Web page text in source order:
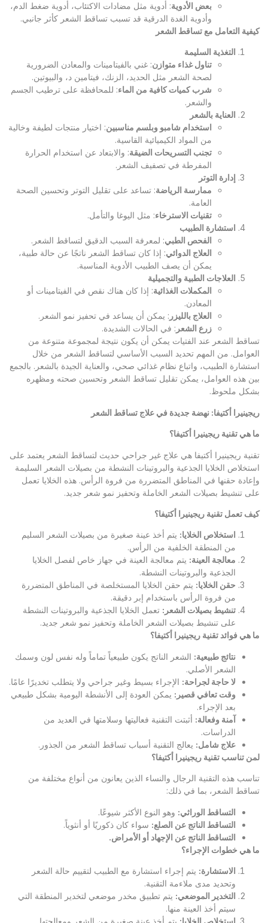
بعض الأدوية: أدوية مثل مضادات الاكتئاب، أدوية ضغط الدم،
وأدوية الغدة الدرقية قد تسبب تساقط الشعر كأثر جانبي.
كيفية التعامل مع تساقط الشعر
التغذية السليمة
تناول غذاء متوازن: غني بالفيتامينات والمعادن الضرورية
لصحة الشعر مثل الحديد، الزنك، فيتامين د، والبيوتين.
شرب كميات كافية من الماء: للمحافظة على ترطيب الجسم
والشعر.
العناية بالشعر
استخدام شامبو وبلسم مناسبين: اختيار منتجات لطيفة وخالية
من المواد الكيميائية القاسية.
تجنب التسريحات الضيقة: والابتعاد عن استخدام الحرارة
المفرطة في تصفيف الشعر.
إدارة التوتر
ممارسة الرياضة: تساعد على تقليل التوتر وتحسين الصحة
العامة.
تقنيات الاسترخاء: مثل اليوغا والتأمل.
استشارة الطبيب
الفحص الطبي: لمعرفة السبب الدقيق لتساقط الشعر.
العلاج الدوائي: إذا كان تساقط الشعر ناتجًا عن حالة طبية،
يمكن أن يصف الطبيب الأدوية المناسبة.
العلاجات الطبية والتجميلية
المكملات الغذائية: إذا كان هناك نقص في الفيتامينات أو
المعادن.
العلاج بالليزر : يمكن أن يساعد في تحفيز نمو الشعر.
زرع الشعر : في الحالات الشديدة.
تساقط الشعر عند الفتيات يمكن أن يكون نتيجة لمجموعة متنوعة من
العوامل. من المهم تحديد السبب الأساسي لتساقط الشعر من خلال
استشارة الطبيب، واتباع نظام غذائي صحي، والعناية الجيدة بالشعر. بالجمع
بين هذه العوامل، يمكن تقليل تساقط الشعر وتحسين صحته ومظهره
بشكل ملحوظ.
ريجينيرا أكتيفا: نهضة جديدة في علاج تساقط الشعر
ما هي تقنية ريجينيرا أكتيفا؟
تقنية ريجينيرا أكتيفا هي علاج غير جراحي حديث لتساقط الشعر يعتمد على
استخلاص الخلايا الجذعية والبروتينات النشطة من بصيلات الشعر السليمة
وإعادة حقنها في المناطق المتضررة من فروة الرأس. هذه الخلايا تعمل
على تنشيط بصيلات الشعر الخاملة وتحفيز نمو شعر جديد.
كيف تعمل تقنية ريجينيرا أكتيفا؟
استخلاص الخلايا: يتم أخذ عينة صغيرة من بصيلات الشعر السليم
من المنطقة الخلفية من الرأس.
معالجة العينة: يتم معالجة العينة في جهاز خاص لفصل الخلايا
الجذعية والبروتينات النشطة.
حقن الخلايا: يتم حقن الخلايا المستخلصة في المناطق المتضررة
من فروة الرأس باستخدام إبر دقيقة.
تنشيط بصيلات الشعر : تعمل الخلايا الجذعية والبروتينات النشطة
على تنشيط بصيلات الشعر الخاملة وتحفيز نمو شعر جديد.
ما هي فوائد تقنية ريجينيرا أكتيفا؟
نتائج طبيعية: الشعر الناتج يكون طبيعياً تماماً وله نفس لون وسمك
الشعر الأصلي.
لا حاجة لجراحة: الإجراء بسيط وغير جراحي ولا يتطلب تخديرًا عامًا.
وقت تعافي قصير : يمكن العودة إلى الأنشطة اليومية بشكل طبيعي
بعد الإجراء.
آمنة وفعالة: أثبتت التقنية فعاليتها وسلامتها في العديد من
الدراسات.
علاج شامل: يعالج التقنية أسباب تساقط الشعر من الجذور.
لمن تناسب تقنية ريجينيرا أكتيفا؟
تناسب هذه التقنية الرجال والنساء الذين يعانون من أنواع مختلفة من
تساقط الشعر، بما في ذلك:
التساقط الوراثي: وهو النوع الأكثر شيوعًا.
التساقط الناتج عن الصلع: سواء كان ذكوريًا أو أنثوياً.
التساقط الناتج عن الإجهاد أو الأمراض.
ما هي خطوات الإجراء؟
الاستشارة: يتم إجراء استشارة مع الطبيب لتقييم حالة الشعر
وتحديد مدى ملاءمة التقنية.
التخدير الموضعي: يتم تطبيق مخدر موضعي لتخدير المنطقة التي
سيتم أخذ العينة منها.
استخلاص الخلايا: يتم أخذ عينة صغيرة من الشعر ومعالجتها.